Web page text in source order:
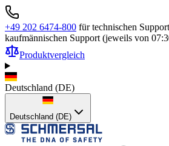
+49 202 6474-800 für technischen Support
kaufmännischen Support (jeweils von
Produktvergleich
Deutschland (DE)
Deutschland (DE)